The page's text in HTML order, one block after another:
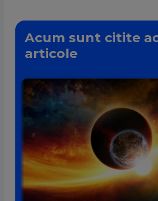
Acum sunt citite
articole